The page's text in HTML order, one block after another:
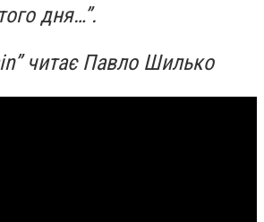
дня…”.
читає Павло Шилько